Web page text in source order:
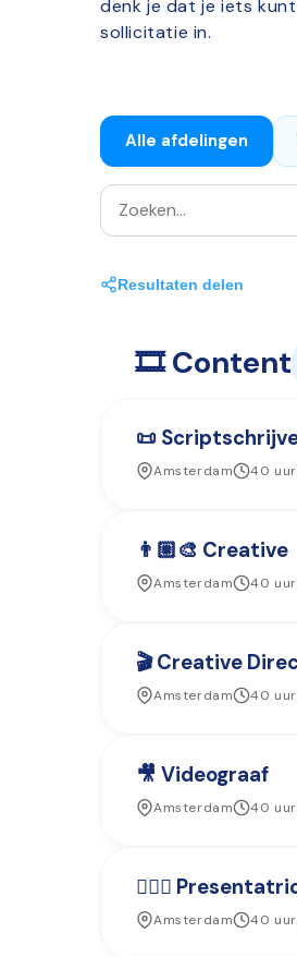
denk je dat je iets
sollicitatie in.
Alle afdelingen
Resultaten delen
🎞️ Content
📜
Amsterdam 40 uur
👨🏼‍🎨 Creative
Amsterdam 40 uur
🎬 Creative
Amsterdam 40 uur
🎥 Videograaf
Amsterdam 40 uur
🙋🏼‍♀️
Amsterdam 40 uur